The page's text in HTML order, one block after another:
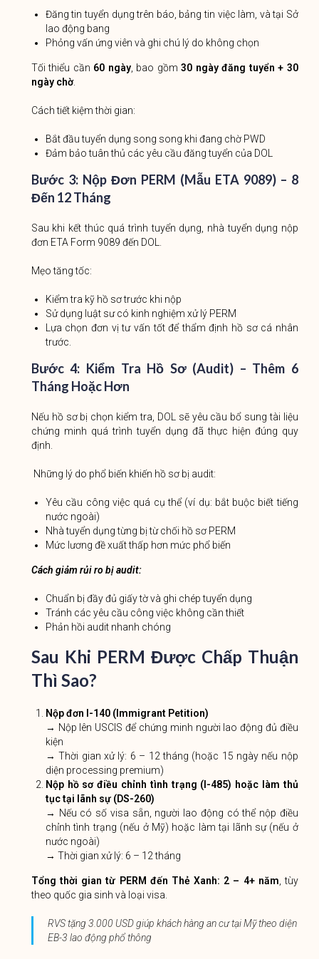
Đăng tin tuyển dụng trên báo, bảng tin việc làm, và tại Sở
lao động bang
Phỏng vấn ứng viên và ghi chú lý do không chọn
Tối thiểu cần 60 ngày, bao gồm30 ngày đăng tuyển + 30
ngày chờ.
Cách tiết kiệm thời gian:
Bắt đầu tuyển dụng song song khi đang chờ PWD
Đảm bảo tuân thủ các yêu cầu đăng tuyển của DOL
Bước 3: Nộp Đơn PERM (Mẫu ETA 9089) – 8
Đến 12 Tháng
Sau khi kết thúc quá trình tuyển dụng, nhà tuyển dụng nộp
đơn ETA Form 9089 đến DOL.
Mẹo tăng tốc:
Kiểm tra kỹ hồ sơ trước khi nộp
Sử dụng luật sư có kinh nghiệm xử lý PERM
Lựa chọn đơn vị tư vấn tốt để thẩm định hồ sơ cá nhân
trước.
Bước 4: Kiểm Tra Hồ Sơ (Audit) – Thêm 6
Tháng Hoặc Hơn
Nếu hồ sơ bị chọn kiểm tra, DOL sẽ yêu cầu bổ sung tài liệu
chứng minh quá trình tuyển dụng đã thực hiện đúng quy
định.
Những lý do phổ biến khiến hồ sơ bị audit:
Yêu cầu công việc quá cụ thể (ví dụ: bắt buộc biết tiếng
nước ngoài)
Nhà tuyển dụng từng bị từ chối hồ sơ PERM
Mức lương đề xuất thấp hơn mức phổ biến
Cách giảm rủi ro bị audit:
Chuẩn bị đầy đủ giấy tờ và ghi chép tuyển dụng
Tránh các yêu cầu công việc không cần thiết
Phản hồi audit nhanh chóng
Sau Khi PERM Được Chấp Thuận
Thì Sao?
Nộp đơn I-140 (Immigrant Petition)
→ Nộp lên USCIS để chứng minh người lao động đủ điều
kiện
→ Thời gian xử lý: 6 – 12 tháng (hoặc 15 ngày nếu nộp
diện processing premium)
Nộp hồ sơ điều chỉnh tình trạng (I-485) hoặc làm thủ
tục tại lãnh sự (DS-260)
→ Nếu có số visa sẵn, người lao động có thể nộp điều
chỉnh tình trạng (nếu ở Mỹ) hoặc làm tại lãnh sự (nếu ở
nước ngoài)
→ Thời gian xử lý: 6 – 12 tháng
Tổng thời gian từ PERM đến Thẻ Xanh: 2 – 4+ năm , tùy
theo quốc gia sinh và loại visa.
RVS tặng 3.000 USD giúp khách hàng an cư tại Mỹ theo diện
EB-3 lao động phổ thông